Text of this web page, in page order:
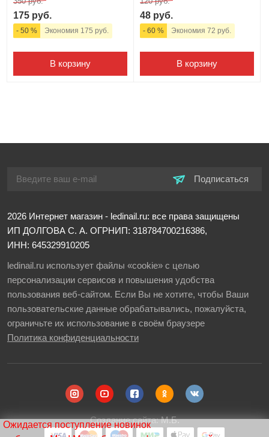
175 руб.
- 50 % Экономия 175 руб.
В корзину
48 руб.
- 60 % Экономия 72 руб.
В корзину
Подписаться
2026 Интернет магазин - ledinail.ru: все права защищены
ИП ДОЛГОВА С. А. ОГРНИП: 318784700216386,
ИНН: 645329910205
ledinail.ru использует файлы «cookie» с целью
персонализации сервисов и повышения удобства
пользования веб-сайтом. Если Вы не хотите, чтобы Ваши
пользовательские данные обрабатывались, пожалуйста,
ограничьте их использование в своём браузере
Политика конфиденциальности
Создание сайта:М.Б.
Ожидается поступление новинок